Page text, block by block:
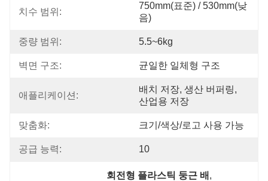
치수 범위:
750mm(표준) / 530mm(낮
음)
중량 범위: 5.5~6kg
벽면 구조: 균일한 일체형 구조
애플리케이션:
배치 저장, 생산 버퍼링,
산업용 저장
맞춤화: 크기/색상/로고 사용 가능
공급 능력: 10
회전형 플라스틱 둥근 배 ,